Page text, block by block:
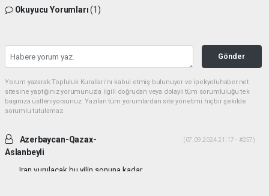
Okuyucu Yorumları(1)
Gönder
Yorum yazarak Topluluk Kuralları’nı kabul etmiş bulunuyor ve ipekyoluhaber.net
sitesine yaptığınız yorumunuzla ilgili doğrudan veya dolaylı tüm sorumluluğu tek
başınıza üstleniyorsunuz. Yazılan tüm yorumlardan site yönetimi hiçbir şekilde
sorumlu tutulamaz.
Azerbaycan-Qazax-
Aslanbeyli
(07.09.2024 21:17 - #257)
Iran vurulacak bu yilin sonuna kadar...